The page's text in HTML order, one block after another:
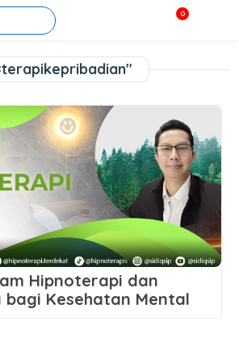
0
Hipnoterapi dan
Kesehatan Mental